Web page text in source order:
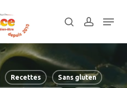
searchaccount
Menu
Recettes Sans gluten
Menu